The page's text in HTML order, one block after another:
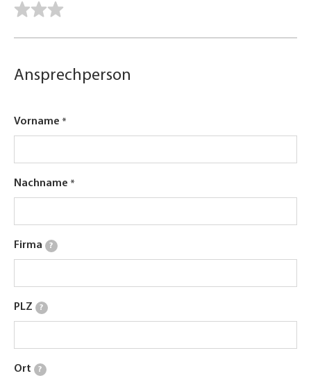
Ansprechperson
Vorname
Nachname
Firma ?
PLZ ?
Ort ?